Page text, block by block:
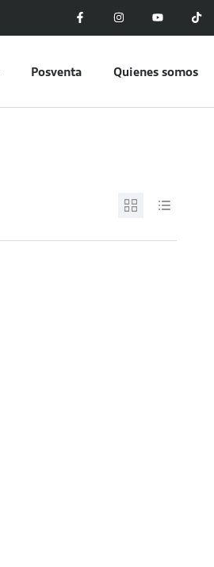
Posventa Quienes somos